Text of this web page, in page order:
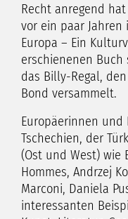
Recht anregend
vor ein paar Jahren
Europa – Ein
erschienenen
das Billy-Regal,
Bond versammelt.
Europäerinnen und
Tschechien, der
(Ost und West) wie
Hommes, Andrzej
Marconi, Daniela
interessanten